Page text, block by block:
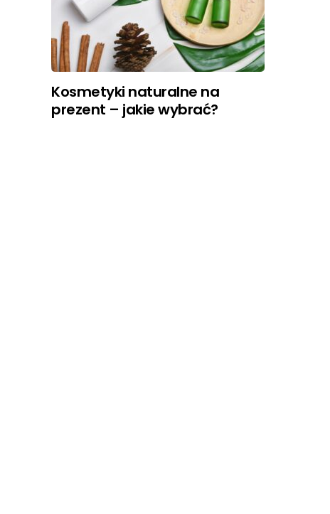
Kosmetyki naturalne na
prezent – jakie wybrać?